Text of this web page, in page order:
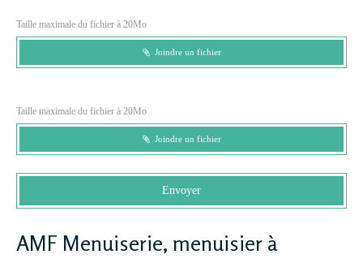
Taille maximale du fichier à 20Mo
Joindre un fichier
Taille maximale du fichier à 20Mo
Joindre un fichier
Envoyer
AMF Menuiserie, menuisier à